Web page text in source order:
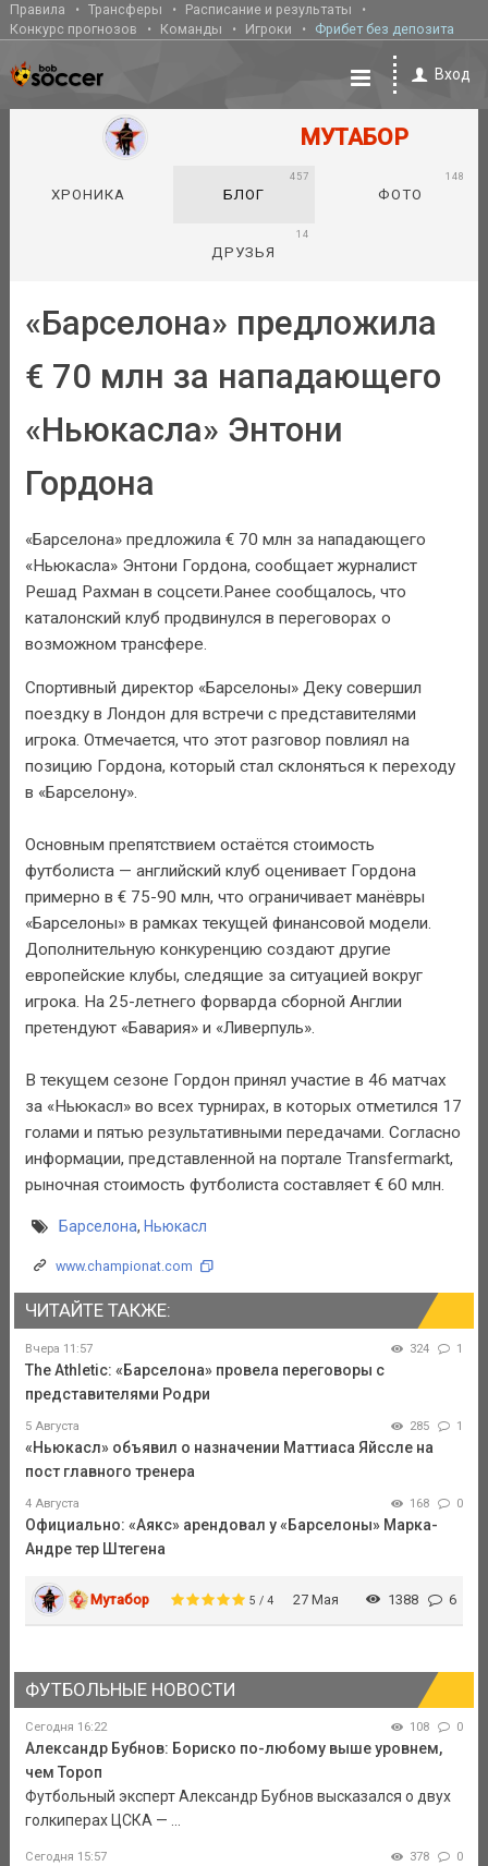
Правила Трансферы
Расписание и результаты
Конкурс прогнозов
Команды Игроки Фрибет без депозита
Вход
МУТАБОР
ХРОНИКА БЛОГ
457
ФОТО
148
ДРУЗЬЯ
14
«Барселона» предложила
€ 70 млн за нападающего
«Ньюкасла» Энтони
Гордона
«Барселона» предложила € 70 млн за нападающего
«Ньюкасла» Энтони Гордона, сообщает журналист
Решад Рахман в соцсети.Ранее сообщалось, что
каталонский клуб продвинулся в переговорах о
возможном трансфере.
Спортивный директор «Барселоны» Деку совершил
поездку в Лондон для встречи с представителями
игрока. Отмечается, что этот разговор повлиял на
позицию Гордона, который стал склоняться к переходу
в «Барселону».
Основным препятствием остаётся стоимость
футболиста — английский клуб оценивает Гордона
примерно в € 75-90 млн, что ограничивает манёвры
«Барселоны» в рамках текущей финансовой модели.
Дополнительную конкуренцию создают другие
европейские клубы, следящие за ситуацией вокруг
игрока. На 25-летнего форварда сборной Англии
претендуют «Бавария» и «Ливерпуль».
В текущем сезоне Гордон принял участие в 46 матчах
за «Ньюкасл» во всех турнирах, в которых отметился 17
голами и пятью результативными передачами. Согласно
информации, представленной на портале Transfermarkt,
рыночная стоимость футболиста составляет € 60 млн.
Барселона, Ньюкасл
www.championat.com
ЧИТАЙТЕ ТАКЖЕ:
Вчера 11:57 324 1
The Athletic: «Барселона» провела переговоры с
представителями Родри
5 Августа 285 1
«Ньюкасл» объявил о назначении Маттиаса Яйссле на
пост главного тренера
4 Августа 168 0
Официально: «Аякс» арендовал у «Барселоны» Марка-
Андре тер Штегена
Мутабор 5 / 4 27 Мая 1388 6
ФУТБОЛЬНЫЕ НОВОСТИ
Сегодня 16:22 108 0
Александр Бубнов: Бориско по-любому выше уровнем,
чем Тороп
Футбольный эксперт Александр Бубнов высказался о двух
голкиперах ЦСКА — ...
Сегодня 15:57 378 0